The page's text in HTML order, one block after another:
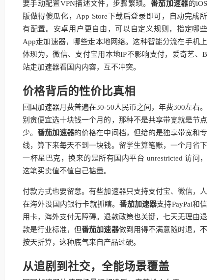
要手动配置VPN描述文件，步骤繁琐。 番茄加速器的iOS
版做得傻瓜化，App Store下载后登录即可，自动完成所
有配置。安卓用户更自由，可以自定义规则，指定哪些
App走加速器，哪些走本地网络。这种智能分流在手机上
体现为，微信、支付宝用本地IP不影响支付，爱奇艺、B
站走加速器看国内内容，互不冲突。
价格背后的性价比真相
回国加速器月费普遍在30-50人民币之间，年费300左右。
别贪便宜选十块钱一个月的，那种不是共享带宽就是节点
少。番茄加速器的价格在中间档，但给的是独享带宽和专
线，算下来每天不到一块钱。留学生算笔账，一个月省下
一杯星巴克，换来的是所有国内平台 unrestricted 访问，
这笔买卖值不值自己掂量。
付款方式也要留意。有些加速器只支持支付宝、微信，人
在海外没国内银行卡就抓瞎。番茄加速器支持PayPal和信
用卡，海外支付无障碍。退款政策也关键，七天无理由退
款是行业标准，但番茄加速器做到用得不满意随时退，不
按天折算，这种底气来自产品过硬。
从追剧到社交，全能场景覆盖